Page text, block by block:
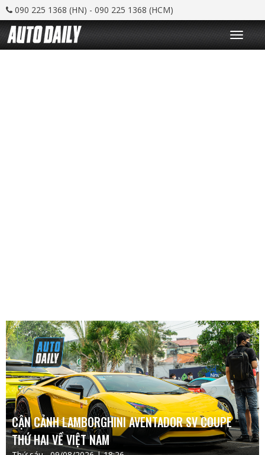
090 225 1368 (HN) - 090 225 1368 (HCM)
T
o
g
CẬN CẢNH LAMBORGHINI AVENTADOR SV COUPE
THỨ HAI VỀ VIỆT NAM